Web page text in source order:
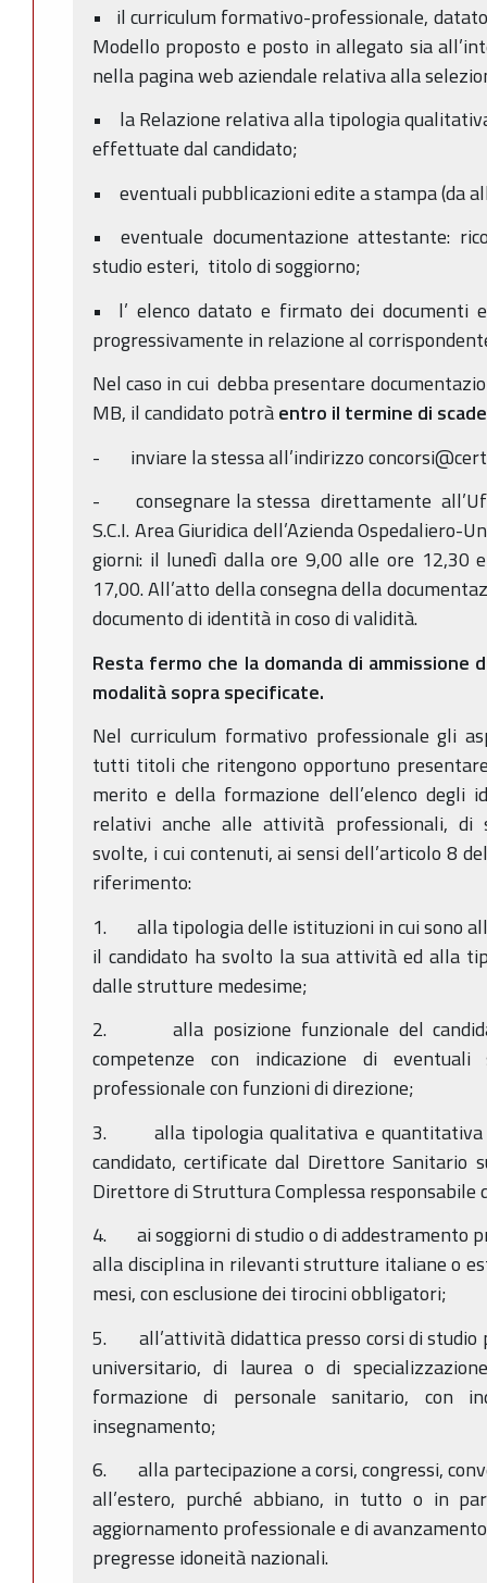
• il curriculum formativo-professionale,
Modello proposto e posto in allegato sia
nella pagina web aziendale relativa alla
• la Relazione relativa alla tipologia
effettuate dal candidato;
• eventuali pubblicazioni edite a stampa (da
• eventuale documentazione attestante:
studio esteri, titolo di soggiorno;
• l’ elenco datato e firmato dei documenti
progressivamente in relazione al
Nel caso in cui debba presentare
MB, il candidato potràentro il termine di
- inviare la stessa all’indirizzo
- consegnare la stessa direttamente
S.C.I. Area Giuridica dell’Azienda Ospedaliero-
giorni: il lunedì dalla ore 9,00 alle ore 12,30
17,00. All’atto della consegna della
documento di identità in coso di validità.
Resta fermo che la domanda di
modalità sopra specificate.
Nel curriculum formativo professionale gli
tutti titoli che ritengono opportuno
merito e della formazione dell’elenco degli
relativi anche alle attività professionali, di
svolte, i cui contenuti, ai sensi dell’articolo 8
riferimento:
1. alla tipologia delle istituzioni in cui sono
il candidato ha svolto la sua attività ed alla
dalle strutture medesime;
2. alla posizione funzionale del
competenze con indicazione di
professionale con funzioni di direzione;
3. alla tipologia qualitativa e quantitativa
candidato, certificate dal Direttore Sanitario
Direttore di Struttura Complessa responsabile
4. ai soggiorni di studio o di addestramento
alla disciplina in rilevanti strutture italiane o
mesi, con esclusione dei tirocini obbligatori;
5. all’attività didattica presso corsi di studio
universitario, di laurea o di
formazione di personale sanitario, con
insegnamento;
6. alla partecipazione a corsi, congressi,
all’estero, purché abbiano, in tutto o in
aggiornamento professionale e di
pregresse idoneità nazionali.